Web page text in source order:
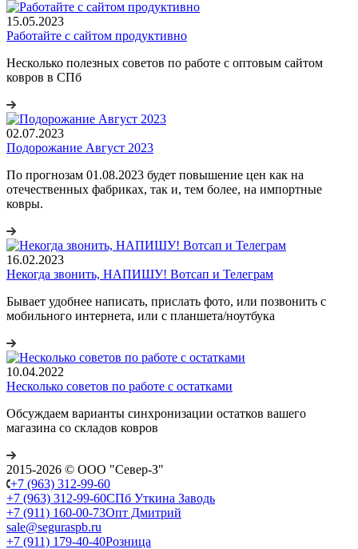
15.05.2023
Работайте с сайтом продуктивно
Несколько полезных советов по работе с оптовым сайтом
ковров в СПб
02.07.2023
Подорожание Август 2023
По прогнозам 01.08.2023 будет повышение цен как на
отечественных фабриках, так и, тем более, на импортные
ковры.
16.02.2023
Некогда звонить, НАПИШУ! Вотсап и Телеграм
Бывает удобнее написать, прислать фото, или позвонить с
мобильного интернета, или с планшета/ноутбука
10.04.2022
Несколько советов по работе с остатками
Обсуждаем варианты синхронизации остатков вашего
магазина со складов ковров
2015-2026 © ООО "Север-З"
+7 (963) 312-99-60
+7 (963) 312-99-60СПб Уткина Заводь
+7 (911) 160-00-73Опт Дмитрий
sale@seguraspb.ru
+7 (911) 179-40-40Розница